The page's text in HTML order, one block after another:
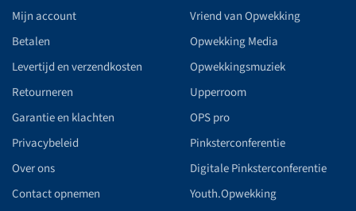
Mijn account
Betalen
Levertijd en verzendkosten
Retourneren
Garantie en klachten
Privacybeleid
Over ons
Contact opnemen
Vriend van Opwekking
Opwekking Media
Opwekkingsmuziek
Upperroom
OPS pro
Pinksterconferentie
Digitale Pinksterconferentie
Youth.Opwekking